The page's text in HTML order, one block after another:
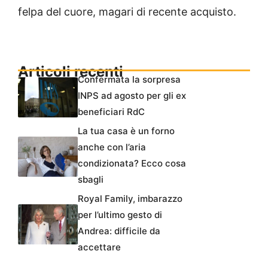
felpa del cuore, magari di recente acquisto.
Articoli recentiConfermata la sorpresa
INPS ad agosto per gli ex
beneficiari RdC
La tua casa è un forno
anche con l’aria
condizionata? Ecco cosa
sbagli
Royal Family, imbarazzo
per l’ultimo gesto di
Andrea: difficile da
accettare